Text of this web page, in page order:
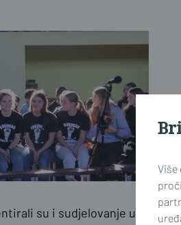
su i sudjelovanje u
Više